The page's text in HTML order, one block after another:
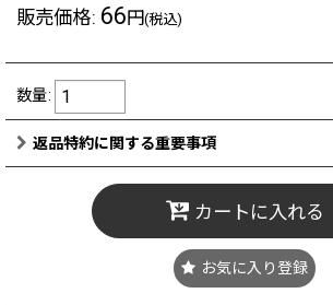
販売価格: 66円(税込)
数量:
返品特約に関する重要事項
カートに入れる
お気に入り登録